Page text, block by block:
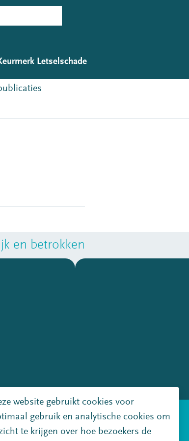
website gebruikt cookies voor
gebruik en analytische cookies om
te krijgen over hoe bezoekers de
Letselschade
en betrokken
Copyright